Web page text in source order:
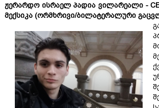
ჟერარდო ისრაელ პადია ვილარეალი -
მექსიკა (ორმხრივი/ბილატერალური